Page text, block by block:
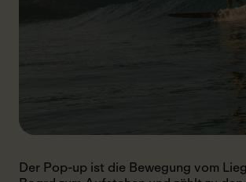
Der Pop-up ist die Bewegung vom